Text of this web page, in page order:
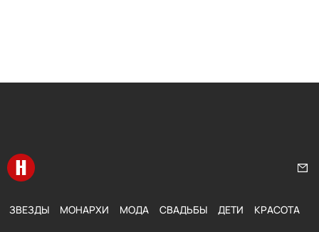
Перейти на главную
ЗВЕЗДЫ МОНАРХИ МОДА СВАДЬБЫ ДЕТИ КРАСОТА